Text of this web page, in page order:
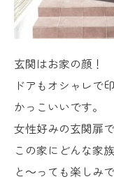
玄関はお家の顔！
ドアもオシャレで
かっこいいです。
女性好みの玄関扉で
この家にどんな家
と～っても楽しみで